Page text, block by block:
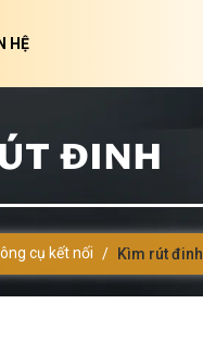
HỆ
ĐINH
cụ kết nối / Kìm rút đinh